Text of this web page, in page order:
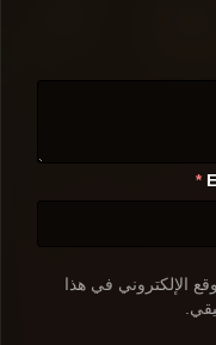
*
الإلكتروني في هذا